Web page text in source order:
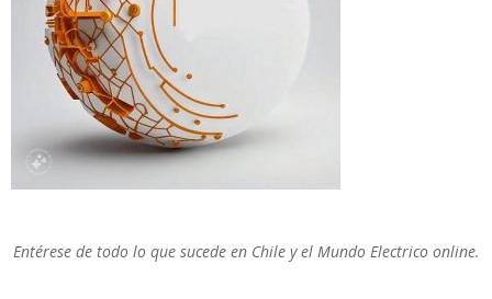
Entérese de todo lo que sucede en Chile y el Mundo Electrico online.